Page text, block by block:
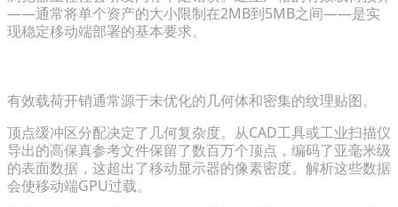
——通常将单个资产的大小限制在2MB到5MB之间——是实
现稳定移动端部署的基本要求。
有效载荷开销通常源于未优化的几何体和密集的纹理贴图。
顶点缓冲区分配决定了几何复杂度。从CAD工具或工业扫描仪
导出的高保真参考文件保留了数百万个顶点，编码了亚毫米级
的表面数据，这超出了移动显示器的像素密度。解析这些数据
会使移动端GPU过载。